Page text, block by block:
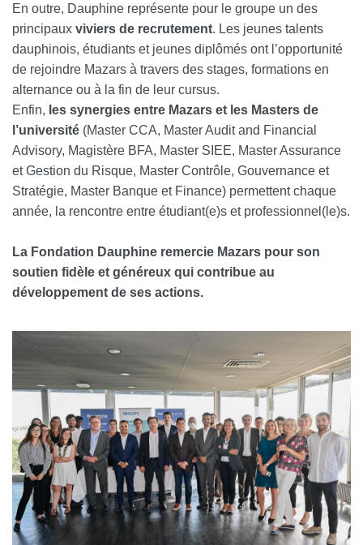
En outre, Dauphine représente pour le groupe un des
principaux viviers de recrutement. Les jeunes talents
dauphinois, étudiants et jeunes diplômés ont l’opportunité
de rejoindre Mazars à travers des stages, formations en
alternance ou à la fin de leur cursus.
Enfin, les synergies entre Mazars et les Masters de
l’université (Master CCA, Master Audit and Financial
Advisory, Magistère BFA, Master SIEE, Master Assurance
et Gestion du Risque, Master Contrôle, Gouvernance et
Stratégie, Master Banque et Finance) permettent chaque
année, la rencontre entre étudiant(e)s et professionnel(le)s.
La Fondation Dauphine remercie Mazars pour son
soutien fidèle et généreux qui contribue au
développement de ses actions.